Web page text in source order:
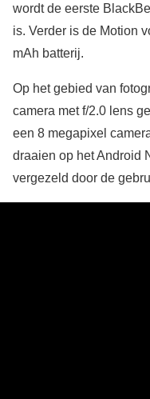
wordt de eerste
is. Verder is de Motion
mAh batterij.
Op het gebied van
camera met f/2.0 lens
een 8 megapixel
draaien op het Android
vergezeld door de